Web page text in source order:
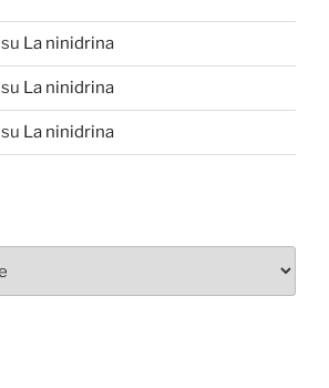
su La ninidrina
su La ninidrina
su La ninidrina